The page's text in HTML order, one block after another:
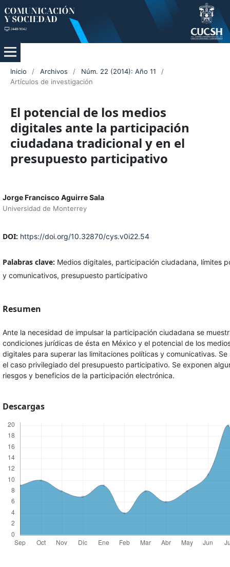
Inicio / Archivos / Núm. 22 (2014): Año 11
/
Artículos de investigación
El potencial de los medios
digitales ante la participación
ciudadana tradicional y en el
presupuesto participativo
Jorge Francisco Aguirre Sala
Universidad de Monterrey
DOI: https://doi.org/10.32870/cys.v0i22.54
Palabras clave: Medios digitales, participación ciudadana, límites
y comunicativos, presupuesto participativo
Resumen
Ante la necesidad de impulsar la participación ciudadana se
condiciones jurídicas de ésta en México y el potencial de los
digitales para superar las limitaciones políticas y comunicativas. Se
el caso privilegiado del presupuesto participativo. Se exponen
riesgos y beneficios de la participación electrónica.
Descargas